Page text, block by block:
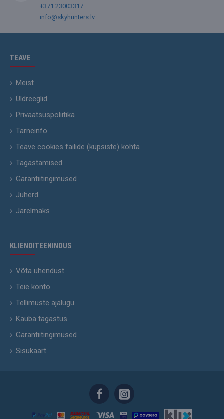
+371 23003317
info@skyhunters.lv
TEAVE
Meist
Üldreeglid
Privaatsuspoliitika
Tarneinfo
Teave cookies failide (küpsiste) kohta
Tagastamised
Garantiitingimused
Juherd
Järelmaks
KLIENDITEENINDUS
Võta ühendust
Teie konto
Tellimuste ajalugu
Kauba tagastus
Garantiitingimused
Sisukaart